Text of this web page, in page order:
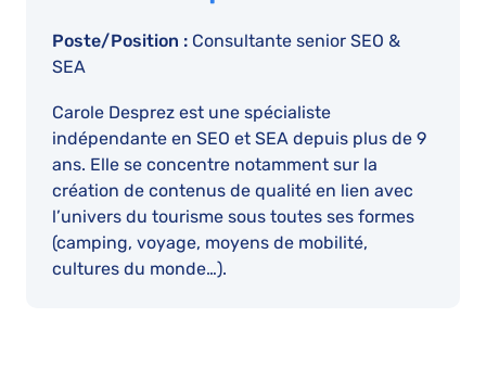
Poste/Position : Consultante senior SEO &
SEA
Carole Desprez est une spécialiste
indépendante en SEO et SEA depuis plus de 9
ans. Elle se concentre notamment sur la
création de contenus de qualité en lien avec
l’univers du tourisme sous toutes ses formes
(camping, voyage, moyens de mobilité,
cultures du monde…).